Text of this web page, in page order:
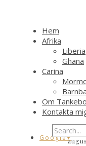
Hem
Afrika
Liberia
Ghana
Carina
Om
Kontakta
Google+